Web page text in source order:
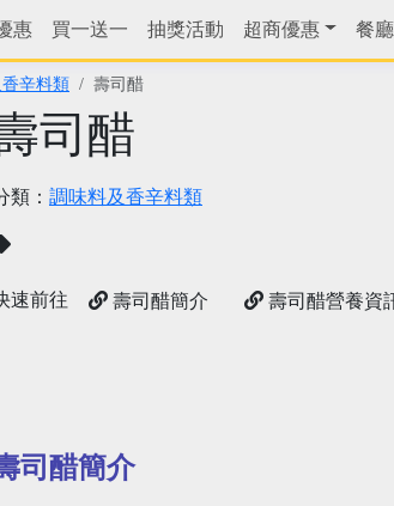
惠 買一送一 抽獎活動 超商優惠 餐
辛料類 壽司醋
司醋
類： 調味料及香辛料類
速前往 壽司醋簡介 壽司醋營養資
司醋簡介